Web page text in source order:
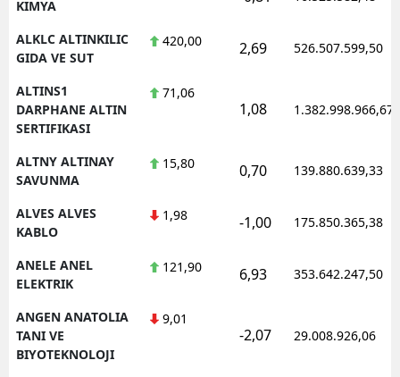
KIMYA
ALKLC ALTINKILIC
GIDA VE SUT
420,00 2,69 526.507.599,50
ALTINS1
DARPHANE ALTIN
SERTIFIKASI
71,06
1,08 1.382.998.966,67
ALTNY ALTINAY
SAVUNMA
15,80 0,70 139.880.639,33
ALVES ALVES
KABLO
1,98 -1,00 175.850.365,38
ANELE ANEL
ELEKTRIK
121,90 6,93 353.642.247,50
ANGEN ANATOLIA
TANI VE
BIYOTEKNOLOJI
9,01
-2,07 29.008.926,06